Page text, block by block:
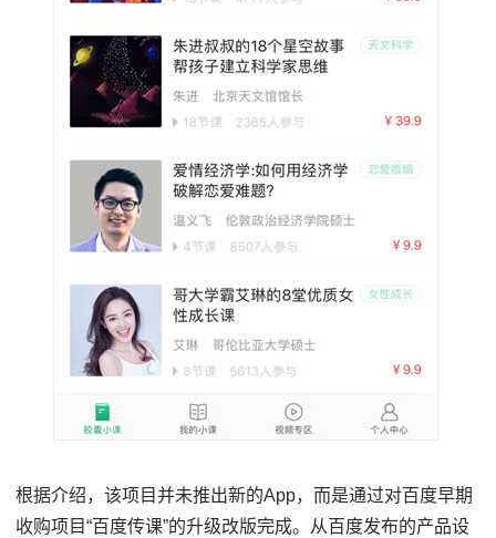
根据介绍，该项目并未推出新的App，而是通过对百度早期
收购项目“百度传课”的升级改版完成。从百度发布的产品设